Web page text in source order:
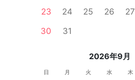
23
24 25 26 27
30
31
2026年9月
日 月 火 水 木